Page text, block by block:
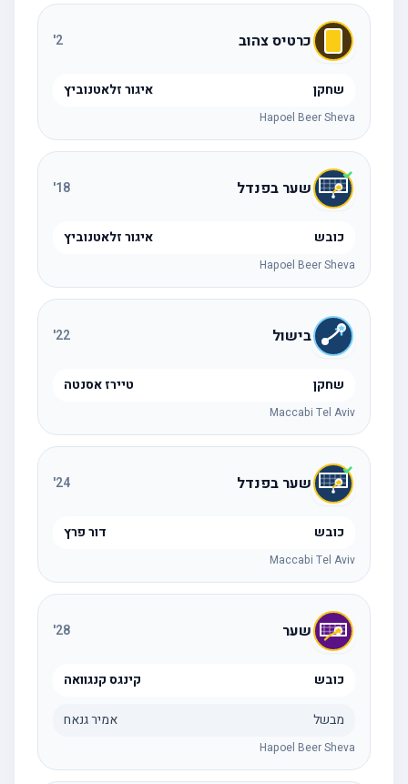
כרטיס צהוב
שחקן איגור זלאטנוביץ
Hapoel Beer Sheva
שער בפנדל 18
'
כובש איגור זלאטנוביץ
Hapoel Beer Sheva
בישול 22
'
שחקן טיירז אסנטה
Maccabi Tel Aviv
שער בפנדל 24
'
כובש דור פרץ
Maccabi Tel Aviv
שער 28
'
כובש קינגס קנגוואה
מבשל אמיר גנאח
Hapoel Beer Sheva